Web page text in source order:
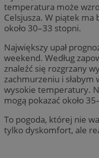
temperatura może
Celsjusza. W piątek ma
około 30–33 stopni.
Największy upał
weekend. Według
znaleźć się rozgrzany
zachmurzeniu i
wysokie temperatury.
mogą pokazać około
To pogoda, której nie
tylko dyskomfort, ale